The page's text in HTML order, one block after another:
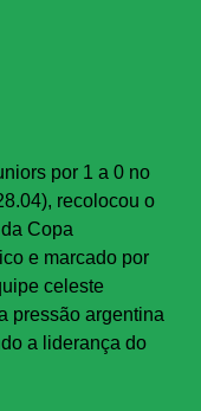
por 1 a 0 no
recolocou o
Copa
e marcado por
celeste
pressão argentina
a liderança do